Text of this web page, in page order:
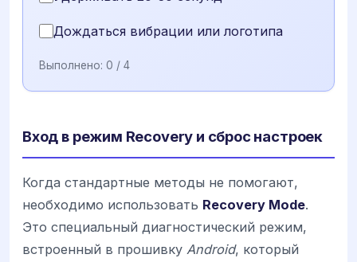
Дождаться вибрации или логотипа
Выполнено: 0 / 4
Вход в режим Recovery и сброс настроек
Когда стандартные методы не помогают,
необходимо использовать Recovery Mode.
Это специальный диагностический режим,
встроенный в прошивку Android, который